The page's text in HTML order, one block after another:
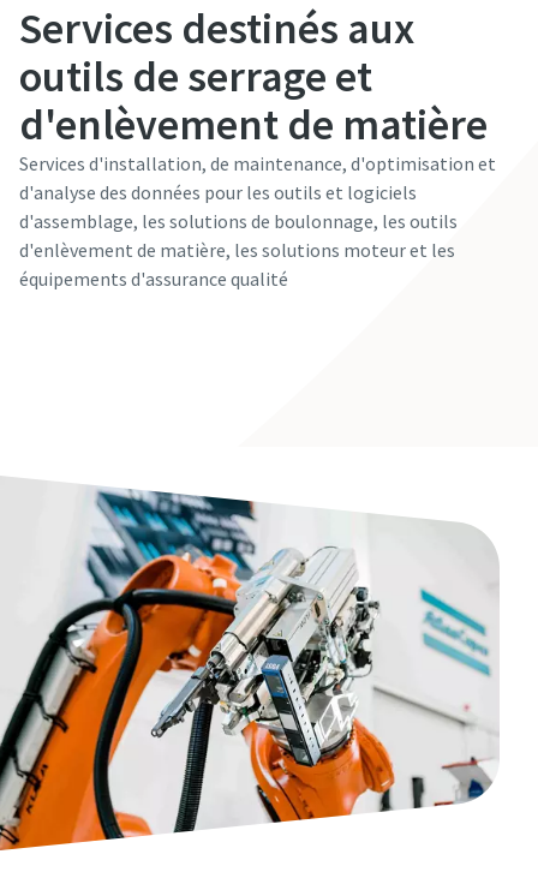
Services destinés aux
outils de serrage et
d'enlèvement de matière
Services d'installation, de maintenance, d'optimisation et
d'analyse des données pour les outils et logiciels
d'assemblage, les solutions de boulonnage, les outils
d'enlèvement de matière, les solutions moteur et les
équipements d'assurance qualité